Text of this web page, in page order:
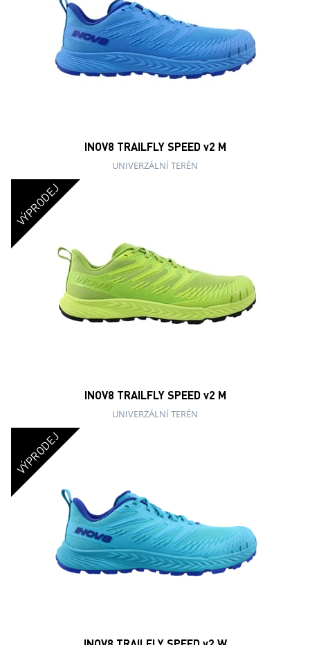
INOV8 TRAILFLY SPEED v2 M
UNIVERZÁLNÍ TERÉN
VÝPRODEJ
INOV8 TRAILFLY SPEED v2 M
UNIVERZÁLNÍ TERÉN
VÝPRODEJ